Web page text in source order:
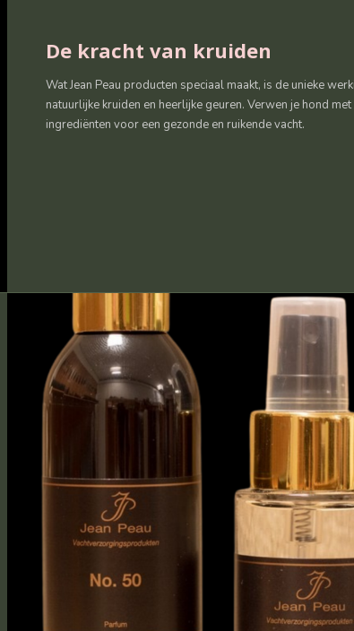
De kracht van kruiden
Wat Jean Peau producten speciaal maakt, is de unieke
natuurlijke kruiden en heerlijke geuren. Verwen je hond
ingrediënten voor een gezonde en ruikende vacht.